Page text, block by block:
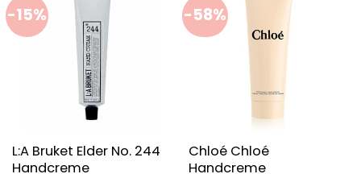
-15%
L:A Bruket Elder No. 244
Handcreme
-58%
Chloé Chloé
Handcreme